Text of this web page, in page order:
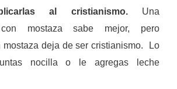
al cristianismo.Una
con mostaza sabe mejor, pero
mostaza deja de ser cristianismo. Lo
nocilla o le agregas leche